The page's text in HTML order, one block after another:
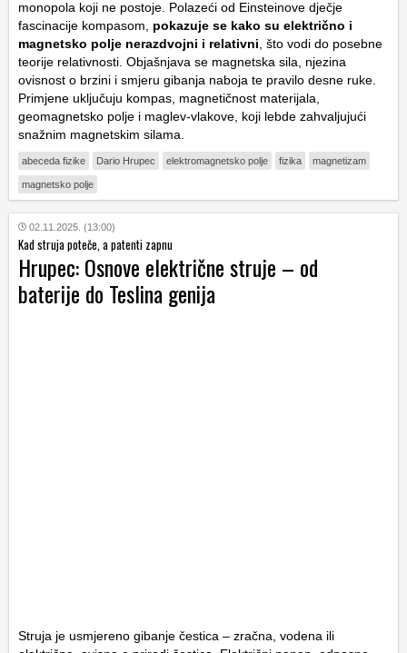
monopola koji ne postoje. Polazeći od Einsteinove dječje
fascinacije kompasom, pokazuje se kako su električno i
magnetsko polje nerazdvojni i relativni, što vodi do posebne
teorije relativnosti. Objašnjava se magnetska sila, njezina
ovisnost o brzini i smjeru gibanja naboja te pravilo desne ruke.
Primjene uključuju kompas, magnetičnost materijala,
geomagnetsko polje i maglev-vlakove, koji lebde zahvaljujući
snažnim magnetskim silama.
abeceda fizike Dario Hrupec elektromagnetsko polje fizika magnetizam
magnetsko polje
02.11.2025. (13:00)
Kad struja poteče, a patenti zapnu
Hrupec: Osnove električne struje – od
baterije do Teslina genija
Struja je usmjereno gibanje čestica – zračna, vodena ili